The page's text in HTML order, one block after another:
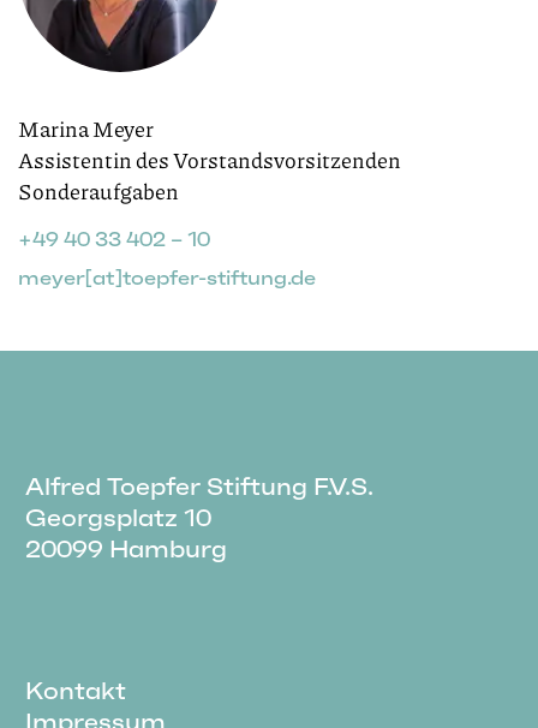
Marina Meyer
Assistentin des Vorstandsvorsitzenden
Sonderaufgaben
+49 40 33 402 – 10
meyer[at]toepfer-stiftung.de
Alfred Toepfer Stiftung F.V.S.
Georgsplatz 10
20099 Hamburg
Kontakt